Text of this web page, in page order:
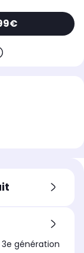
3e génération